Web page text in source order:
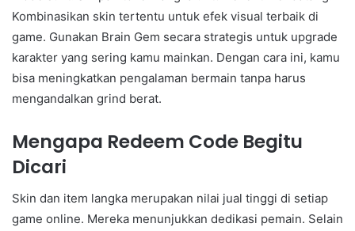
Kombinasikan skin tertentu untuk efek visual terbaik di
game. Gunakan Brain Gem secara strategis untuk upgrade
karakter yang sering kamu mainkan. Dengan cara ini, kamu
bisa meningkatkan pengalaman bermain tanpa harus
mengandalkan grind berat.
Mengapa Redeem Code Begitu
Dicari
Skin dan item langka merupakan nilai jual tinggi di setiap
game online. Mereka menunjukkan dedikasi pemain. Selain